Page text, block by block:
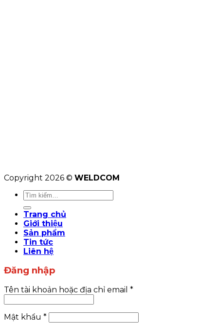
Copyright 2026 © WELDCOM
Tìm
kiếm:
Trang chủ
Giới thiệu
Sản phẩm
Tin tức
Liên hệ
Đăng nhập
Tên tài khoản hoặc địa chỉ email *
Mật khẩu *